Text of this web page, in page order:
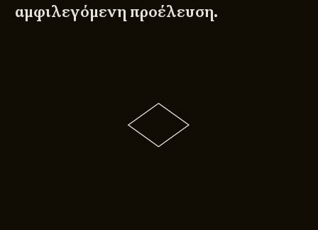
αμφιλεγόμενη προέλευση.